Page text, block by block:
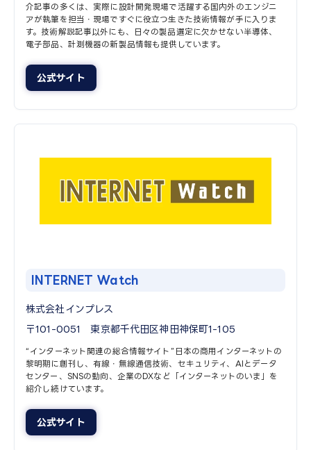
介記事の多くは、実際に設計開発現場で活躍する国内外のエンジニ
アが執筆を担当・現場ですぐに役立つ生きた技術情報が手に入りま
す。技術解説記事以外にも、日々の製品選定に欠かせない半導体、
電子部品、計測機器の新製品情報も提供しています。
公式サイト
INTERNET Watch
株式会社インプレス
〒101-0051 東京都千代田区神田神保町1-105
“インターネット関連の総合情報サイト”日本の商用インターネットの
黎明期に創刊し、有線・無線通信技術、セキュリティ、AIとデータ
センター、SNSの動向、企業のDXなど「インターネットのいま」を
紹介し続けています。
公式サイト